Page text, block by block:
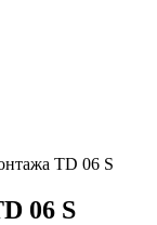
TD 06 S
06 S